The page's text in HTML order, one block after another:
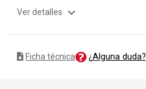
Ver detalles expand_more
Ficha técnica ¿Alguna duda?